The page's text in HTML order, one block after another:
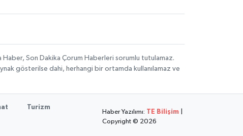
Haber, Son Dakika Çorum Haberleri sorumlu tutulamaz.
gösterilse dahi, herhangi bir ortamda kullanılamaz ve
Turizm
Haber Yazılımı: TE Bilişim
Copyright © 2026